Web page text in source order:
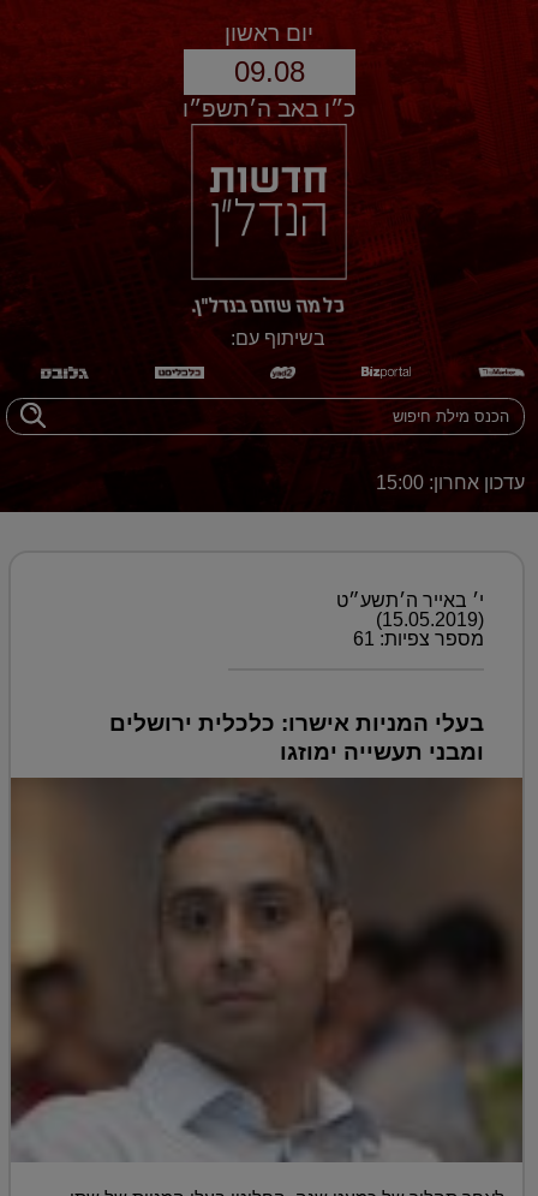
יום ראשון
09.08
כ״ו באב ה׳תשפ״ו
בשיתוף עם:
עדכון אחרון: 15:00
י׳ באייר ה׳תשע״ט
(15.05.2019)
מספר צפיות: 61
בעלי המניות אישרו: כלכלית ירושלים
ומבני תעשייה ימוזגו